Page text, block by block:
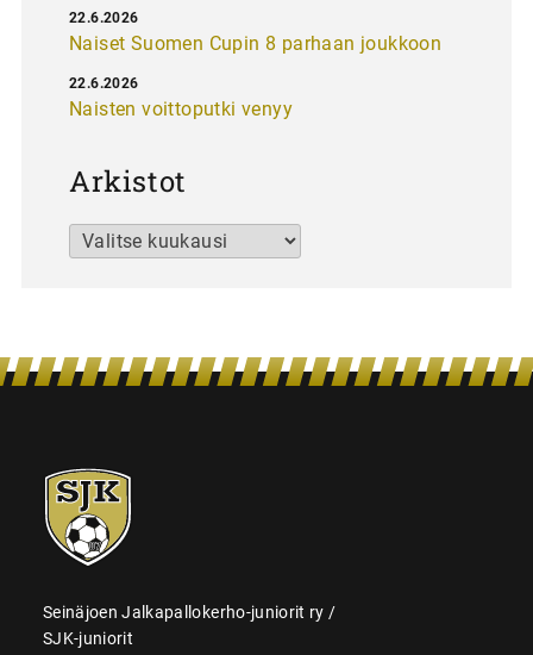
Naiset Suomen Cupin 8 parhaan joukkoon
22.6.2026
Naisten voittoputki venyy
22.6.2026
Arkistot
Arkistot
SJK-
juniorit
Seinäjoen Jalkapallokerho-juniorit ry /
SJK-juniorit